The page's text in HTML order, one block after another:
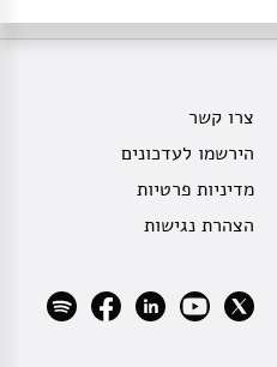
צרו קשר
הירשמו לעדכונים
מדיניות פרטיות
הצהרת נגישות